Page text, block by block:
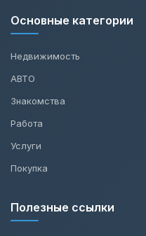
Основные категории
Недвижимость
АВТО
Знакомства
Работа
Услуги
Покупка
Полезные ссылки